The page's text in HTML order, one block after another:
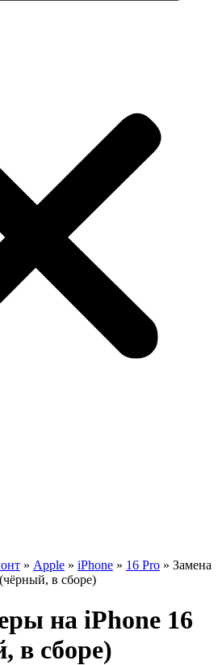
» Apple » iPhone » 16 Pro » Замена
в сборе)
на iPhone 16
в сборе)